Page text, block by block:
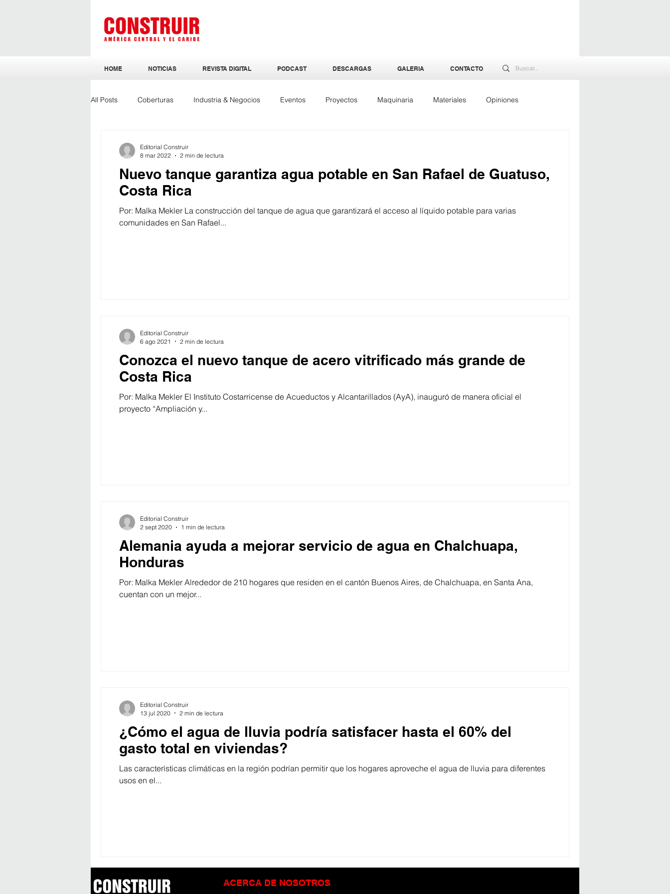
HOME NOTICIAS REVISTA DIGITAL PODCAST DESCARGAS GALERIA CONTACTO
All Posts Coberturas Industria & Negocios Eventos Proyectos Maquinaria Materiales Opiniones
Nuevo tanque garantiza agua potable en San Rafael de Guatuso,
Costa Rica
Por: Malka Mekler La construcción del tanque de agua que garantizará el acceso al líquido potable para varias
comunidades en San Rafael...
Editorial Construir
8 mar 2022
2 min de lectura
Conozca el nuevo tanque de acero vitrificado más grande de
Costa Rica
Por: Malka Mekler El Instituto Costarricense de Acueductos y Alcantarillados (AyA), inauguró de manera oficial el
proyecto “Ampliación y...
Editorial Construir
6 ago 2021
2 min de lectura
Alemania ayuda a mejorar servicio de agua en Chalchuapa,
Honduras
Por: Malka Mekler Alrededor de 210 hogares que residen en el cantón Buenos Aires, de Chalchuapa, en Santa Ana,
cuentan con un mejor...
Editorial Construir
2 sept 2020
1 min de lectura
¿Cómo el agua de lluvia podría satisfacer hasta el 60% del
gasto total en viviendas?
Las características climáticas en la región podrían permitir que los hogares aproveche el agua de lluvia para diferentes
usos en el...
Editorial Construir
13 jul 2020
2 min de lectura
ACERCA DE NOSOTROS